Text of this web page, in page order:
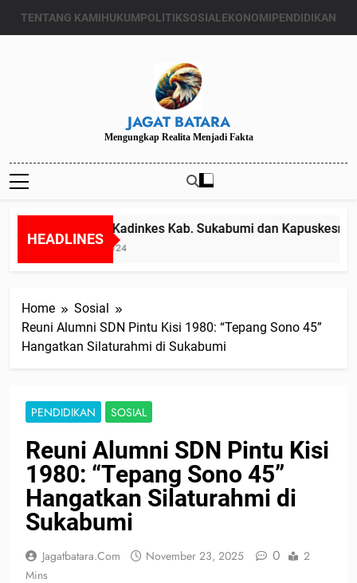
TENTANG KAMIHUKUMPOLITIKSOSIALEKONOMIPENDIDIKAN
JAGAT BATARA
Mengungkap Realita Menjadi Fakta
HEADLINES
Diduga Kadinkes Kab. Sukabumi dan
Juli 24, 2024
Home
Sosial
Reuni Alumni SDN Pintu Kisi 1980: “Tepang Sono 45”
Hangatkan Silaturahmi di Sukabumi
PENDIDIKAN SOSIAL
Reuni Alumni SDN Pintu Kisi
1980: “Tepang Sono 45”
Hangatkan Silaturahmi di
Sukabumi
Jagatbatara.com November 23, 2025 0
2
Mins